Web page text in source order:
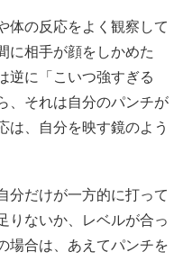
体の反応をよく観察して
に相手が顔をしかめた
逆に「こいつ強すぎる
、それは自分のパンチが
は、自分を映す鏡のよう
分だけが一方的に打って
りないか、レベルが合っ
場合は、あえてパンチを